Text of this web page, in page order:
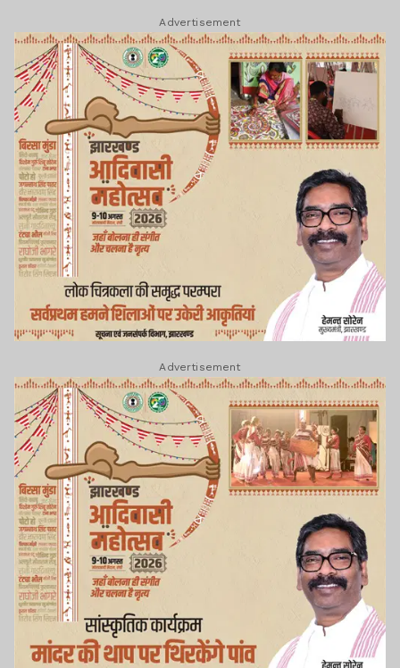
Advertisement
Advertisement